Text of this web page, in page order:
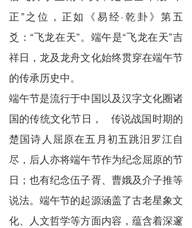
正”之位，正如《易经·乾卦》第五
爻：“飞龙在天”。端午是“飞龙在天”吉
祥日，龙及龙舟文化始终贯穿在端午节
的传承历史中。
端午节是流行于中国以及汉字文化圈诸
国的传统文化节日，
传说战国时期的
楚国诗人 屈原在五月初五跳汨罗江自
尽，后人亦将端午节作为纪念屈原的节
日；也有纪念伍子胥、曹娥及介子推等
说法。端午节的起源涵盖了古老星象文
化、人文哲学等方面内容，蕴含着深邃